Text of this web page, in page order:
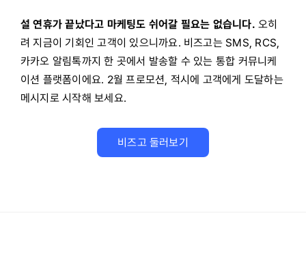
설 연휴가 끝났다고 마케팅도 쉬어갈 필요는 없습니다. 오히
려 지금이 기회인 고객이 있으니까요. 비즈고는 SMS, RCS,
카카오 알림톡까지 한 곳에서 발송할 수 있는 통합 커뮤니케
이션 플랫폼이에요. 2월 프로모션, 적시에 고객에게 도달하는
메시지로 시작해 보세요.
비즈고 둘러보기